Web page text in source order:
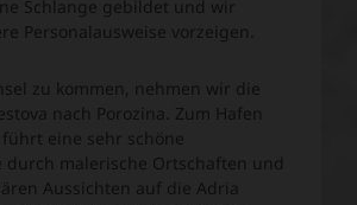
Schlange gebildet und wir
Personalausweise vorzeigen.
zu kommen, nehmen wir die
nach Porozina. Zum Hafen
eine sehr schöne
durch malerische Ortschaften und
Aussichten auf die Adria